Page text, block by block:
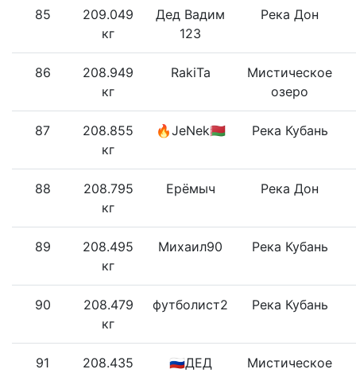
85
209.049
кг
Дед Вадим
123
Река Дон
86
208.949
кг
RakiTa
Мистическое
озеро
87
208.855
кг
🔥JeNek🇧🇾 Река Кубань
88
208.795
кг
Ерëмыч Река Дон
89
208.495
кг
Михаил90 Река Кубань
90
208.479
кг
футболист2 Река Кубань
91
208.435
🇷🇺ДЕД
Мистическое